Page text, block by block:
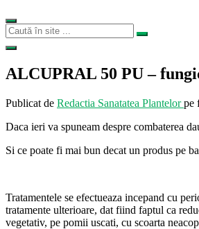
ALCUPRAL 50 PU –
Publicat de Redactia Sanatatea Plantelorpe
Daca ieri va spuneam despre combaterea
Si ce poate fi mai bun decat un produs pe
Tratamentele se efectueaza incepand cu
tratamente ulterioare, dat fiind faptul ca
vegetativ, pe pomii uscati, cu scoarta